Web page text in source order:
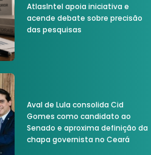
AtlasIntel apoia iniciativa e
acende debate sobre precisão
das pesquisas
Aval de Lula consolida Cid
Gomes como candidato ao
Senado e aproxima definição da
chapa governista no Ceará